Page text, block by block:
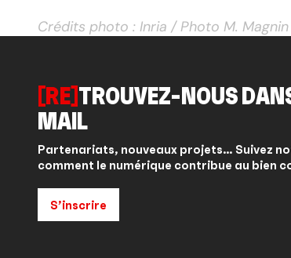
Crédits photo : Inria / Photo M. Magnin
[RE]TROUVEZ-NOUS
MAIL
Partenariats, nouveaux projets… Suivez
comment le numérique contribue au bien
S’inscrire